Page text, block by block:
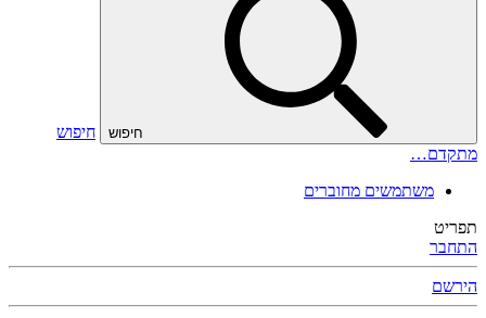
חיפוש
חיפוש
מתקדם…
משתמשים מחוברים
תפריט
התחבר
הירשם